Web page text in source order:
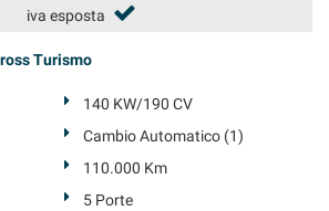
iva esposta
Turismo
140 KW/190 CV
Cambio Automatico (1)
110.000 Km
5 Porte